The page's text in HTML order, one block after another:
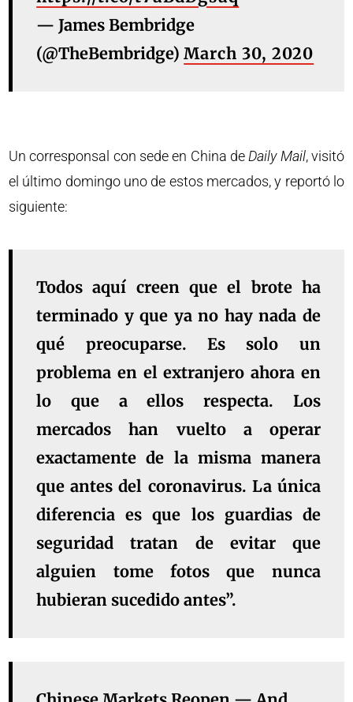
— James Bembridge
(@TheBembridge)March 30, 2020
Un corresponsal con sede en China deDaily Mail, visitó
el último domingo uno de estos mercados, y reportó lo
siguiente:
Todos aquí creen que el brote ha
terminado y que ya no hay nada de
qué preocuparse. Es solo un
problema en el extranjero ahora en
lo que a ellos respecta. Los
mercados han vuelto a operar
exactamente de la misma manera
que antes del coronavirus. La única
diferencia es que los guardias de
seguridad tratan de evitar que
alguien tome fotos que nunca
hubieran sucedido antes”.